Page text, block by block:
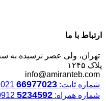
ارتباط با ما
تهران، ولی عصر نرسیده به
پلاک ۱۲۴۵
info@amiranteb.com
شماره ثابت: 66977023
شماره همراه: 5234592